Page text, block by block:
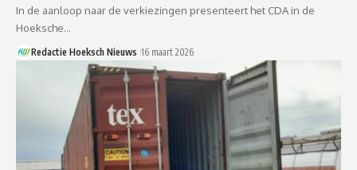
In de aanloop naar de verkiezingen presenteert het CDA in de
Hoeksche…
Redactie Hoeksch Nieuws 16 maart 2026